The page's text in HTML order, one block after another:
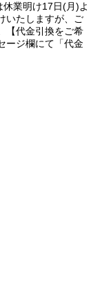
業明け17日(月)よ
いたしますが、ご
【代金引換をご希
ージ欄にて「代金